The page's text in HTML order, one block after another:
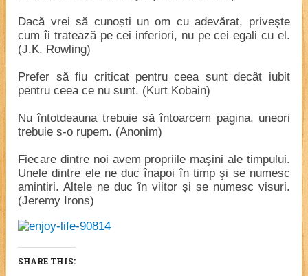
Dacă vrei să cunoști un om cu adevărat, privește
cum îi tratează pe cei inferiori, nu pe cei egali cu el.
(J.K. Rowling)
Prefer să fiu criticat pentru ceea sunt decât iubit
pentru ceea ce nu sunt. (Kurt Kobain)
Nu întotdeauna trebuie să întoarcem pagina, uneori
trebuie s-o rupem. (Anonim)
Fiecare dintre noi avem propriile maşini ale timpului.
Unele dintre ele ne duc înapoi în timp şi se numesc
amintiri. Altele ne duc în viitor şi se numesc visuri.
(Jeremy Irons)
SHARE THIS: